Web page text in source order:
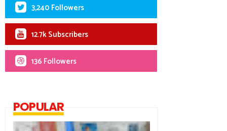
3,240 Followers
12.7k Subscribers
136 Followers
POPULAR